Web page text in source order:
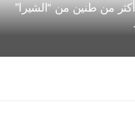
من طنين من “الشيرا”